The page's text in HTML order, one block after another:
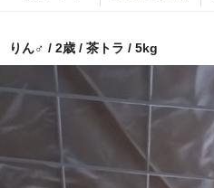
りん♂ / 2歳 / 茶トラ / 5kg